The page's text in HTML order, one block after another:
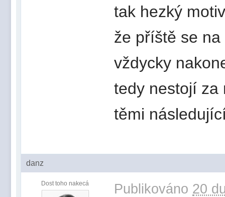
tak hezký
že příště se
vždycky
tedy nestojí za
těmi
danz
Dost toho nakecá Publikováno 20